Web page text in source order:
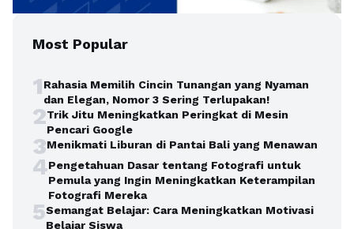
Most Popular
1Rahasia Memilih Cincin Tunangan yang Nyaman
dan Elegan, Nomor 3 Sering Terlupakan!
2Trik Jitu Meningkatkan Peringkat di Mesin
Pencari Google
3Menikmati Liburan di Pantai Bali yang Menawan
4Pengetahuan Dasar tentang Fotografi untuk
Pemula yang Ingin Meningkatkan Keterampilan
Fotografi Mereka
5Semangat Belajar: Cara Meningkatkan Motivasi
Belajar Siswa